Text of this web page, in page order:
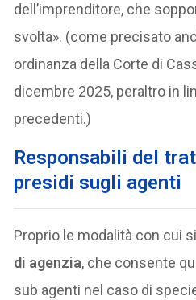
dell’imprenditore, che
svolta». (come precisato
ordinanza della Corte di
dicembre 2025, peraltro in
precedenti.)
Responsabili del
presidi sugli agenti
Proprio le modalità con cui
di agenzia, che consente
sub agenti nel caso di